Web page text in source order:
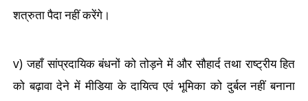
शत्रुता पैदा नहीं करेंगे।
v)जहाँ सांप्रदायिक बंधनों को तोड़ने में और सौहार्द तथा राष्ट्रीय हित
को बढ़ावा देने में मीडिया के दायित्व एवं भूमिका को दुर्बल नहीं बनाना